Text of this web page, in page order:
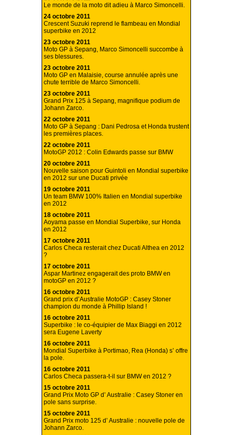
Le monde de la moto dit adieu à Marco Simoncelli.
24 octobre 2011
Crescent Suzuki reprend le flambeau en Mondial
superbike en 2012
23 octobre 2011
Moto GP à Sepang, Marco Simoncelli succombe à
ses blessures.
23 octobre 2011
Moto GP en Malaisie, course annulée après une
chute terrible de Marco Simoncelli.
23 octobre 2011
Grand Prix 125 à Sepang, magnifique podium de
Johann Zarco.
22 octobre 2011
Moto GP à Sepang : Dani Pedrosa et Honda trustent
les premières places.
22 octobre 2011
MotoGP 2012 : Colin Edwards passe sur BMW
20 octobre 2011
Nouvelle saison pour Guintoli en Mondial superbike
en 2012 sur une Ducati privée
19 octobre 2011
Un team BMW 100% Italien en Mondial superbike
en 2012
18 octobre 2011
Aoyama passe en Mondial Superbike, sur Honda
en 2012
17 octobre 2011
Carlos Checa resterait chez Ducati Althea en 2012
?
17 octobre 2011
Aspar Martinez engagerait des proto BMW en
motoGP en 2012 ?
16 octobre 2011
Grand prix d’Australie MotoGP : Casey Stoner
champion du monde à Phillip Island !
16 octobre 2011
Superbike : le co-équipier de Max Biaggi en 2012
sera Eugene Laverty
16 octobre 2011
Mondial Superbike à Portimao, Rea (Honda) s’ offre
la pole.
16 octobre 2011
Carlos Checa passera-t-il sur BMW en 2012 ?
15 octobre 2011
Grand Prix Moto GP d’ Australie : Casey Stoner en
pole sans surprise.
15 octobre 2011
Grand Prix moto 125 d’ Australie : nouvelle pole de
Johann Zarco.